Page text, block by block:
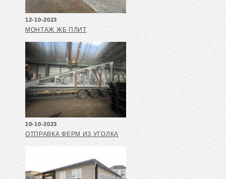
12-10-2023
МОНТАЖ ЖБ ПЛИТ
10-10-2023
ОТПРАВКА ФЕРМ ИЗ УГОЛКА